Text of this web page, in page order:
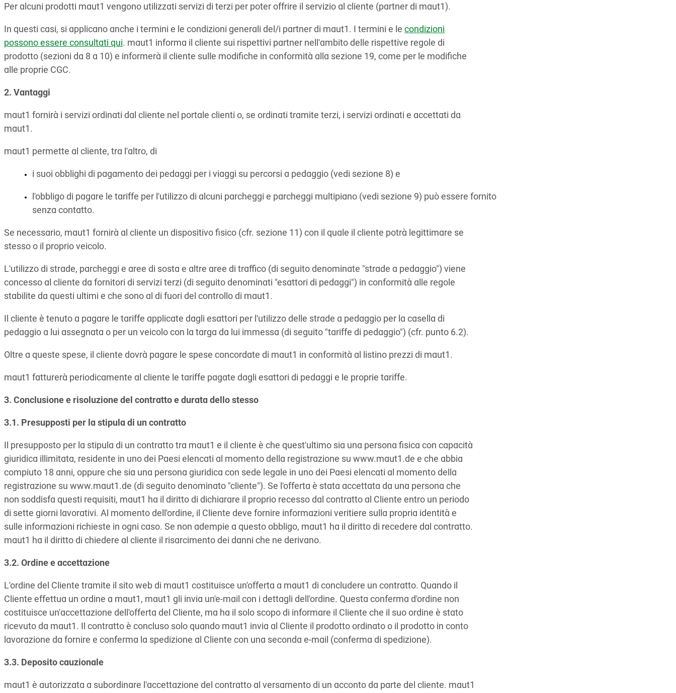
Per alcuni prodotti maut1 vengono utilizzati servizi di terzi per poter offrire il servizio al cliente (partner di maut1).
In questi casi, si applicano anche i termini e le condizioni generali del/i partner di maut1. I termini e le condizioni
possono essere consultati qui. maut1 informa il cliente sui rispettivi partner nell'ambito delle rispettive regole di
prodotto (sezioni da 8 a 10) e informerà il cliente sulle modifiche in conformità alla sezione 19, come per le modifiche
alle proprie CGC.
2. Vantaggi
maut1 fornirà i servizi ordinati dal cliente nel portale clienti o, se ordinati tramite terzi, i servizi ordinati e accettati da
maut1.
maut1 permette al cliente, tra l'altro, di
i suoi obblighi di pagamento dei pedaggi per i viaggi su percorsi a pedaggio (vedi sezione 8) e
l'obbligo di pagare le tariffe per l'utilizzo di alcuni parcheggi e parcheggi multipiano (vedi sezione 9) può essere fornito
senza contatto.
Se necessario, maut1 fornirà al cliente un dispositivo fisico (cfr. sezione 11) con il quale il cliente potrà legittimare se
stesso o il proprio veicolo.
L'utilizzo di strade, parcheggi e aree di sosta e altre aree di traffico (di seguito denominate "strade a pedaggio") viene
concesso al cliente da fornitori di servizi terzi (di seguito denominati "esattori di pedaggi") in conformità alle regole
stabilite da questi ultimi e che sono al di fuori del controllo di maut1.
Il cliente è tenuto a pagare le tariffe applicate dagli esattori per l'utilizzo delle strade a pedaggio per la casella di
pedaggio a lui assegnata o per un veicolo con la targa da lui immessa (di seguito "tariffe di pedaggio") (cfr. punto 6.2).
Oltre a queste spese, il cliente dovrà pagare le spese concordate di maut1 in conformità al listino prezzi di maut1.
maut1 fatturerà periodicamente al cliente le tariffe pagate dagli esattori di pedaggi e le proprie tariffe.
3. Conclusione e risoluzione del contratto e durata dello stesso
3.1. Presupposti per la stipula di un contratto
Il presupposto per la stipula di un contratto tra maut1 e il cliente è che quest'ultimo sia una persona fisica con capacità
giuridica illimitata, residente in uno dei Paesi elencati al momento della registrazione su www.maut1.de e che abbia
compiuto 18 anni, oppure che sia una persona giuridica con sede legale in uno dei Paesi elencati al momento della
registrazione su www.maut1.de (di seguito denominato "cliente"). Se l'offerta è stata accettata da una persona che
non soddisfa questi requisiti, maut1 ha il diritto di dichiarare il proprio recesso dal contratto al Cliente entro un periodo
di sette giorni lavorativi. Al momento dell'ordine, il Cliente deve fornire informazioni veritiere sulla propria identità e
sulle informazioni richieste in ogni caso. Se non adempie a questo obbligo, maut1 ha il diritto di recedere dal contratto.
maut1 ha il diritto di chiedere al cliente il risarcimento dei danni che ne derivano.
3.2. Ordine e accettazione
L'ordine del Cliente tramite il sito web di maut1 costituisce un'offerta a maut1 di concludere un contratto. Quando il
Cliente effettua un ordine a maut1, maut1 gli invia un'e-mail con i dettagli dell'ordine. Questa conferma d'ordine non
costituisce un'accettazione dell'offerta del Cliente, ma ha il solo scopo di informare il Cliente che il suo ordine è stato
ricevuto da maut1. Il contratto è concluso solo quando maut1 invia al Cliente il prodotto ordinato o il prodotto in conto
lavorazione da fornire e conferma la spedizione al Cliente con una seconda e-mail (conferma di spedizione).
3.3. Deposito cauzionale
maut1 è autorizzata a subordinare l'accettazione del contratto al versamento di un acconto da parte del cliente. maut1